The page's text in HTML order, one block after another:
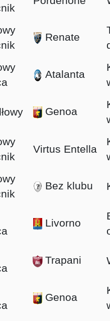
Renate
Atalanta
Genoa
Virtus Entella
Bez klubu
Livorno
Trapani
Genoa